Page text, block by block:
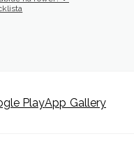
PlayApp Gallery